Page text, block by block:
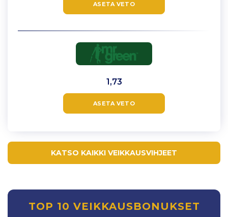
ASETA VETO
1,73
ASETA VETO
KATSO KAIKKI VEIKKAUSVIHJEET
TOP 10 VEIKKAUSBONUKSET